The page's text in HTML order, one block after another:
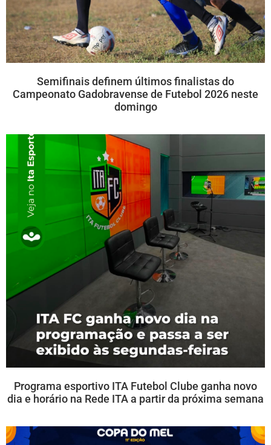
Semifinais definem últimos finalistas do
Campeonato Gadobravense de Futebol 2026 neste
domingo
Programa esportivo ITA Futebol Clube ganha novo
dia e horário na Rede ITA a partir da próxima semana